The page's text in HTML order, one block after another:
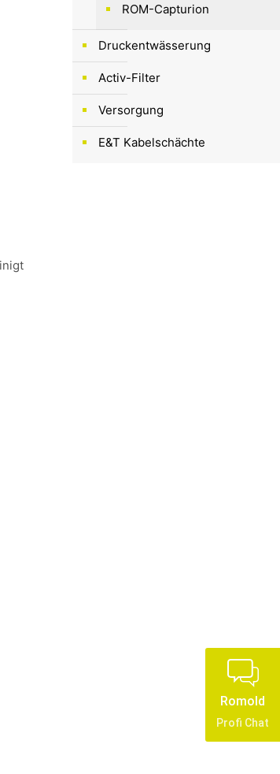
Romold
Profi Chat
ROM-Capturion
Druckentwässerung
Activ-Filter
Versorgung
E&T Kabelschächte